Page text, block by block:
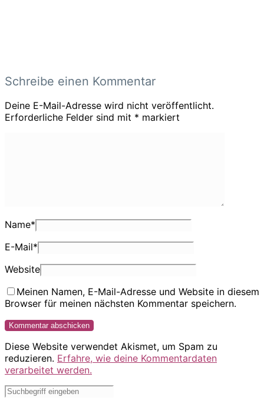
Schreibe einen Kommentar
Deine E-Mail-Adresse wird nicht veröffentlicht.
Erforderliche Felder sind mit * markiert
Name*
E-Mail*
Website
Meinen Namen, E-Mail-Adresse und Website in diesem
Browser für meinen nächsten Kommentar speichern.
Diese Website verwendet Akismet, um Spam zu
reduzieren. Erfahre, wie deine Kommentardaten
verarbeitet werden.